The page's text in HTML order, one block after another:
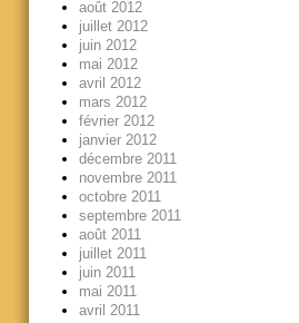
août 2012
juillet 2012
juin 2012
mai 2012
avril 2012
mars 2012
février 2012
janvier 2012
décembre 2011
novembre 2011
octobre 2011
septembre 2011
août 2011
juillet 2011
juin 2011
mai 2011
avril 2011